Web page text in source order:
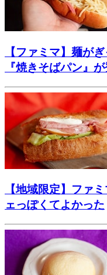
【ファミマ】麺が
『焼きそばパン』が
【地域限定】ファ
ェっぽくてよかった